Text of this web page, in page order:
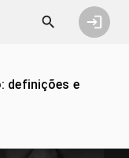
definições e